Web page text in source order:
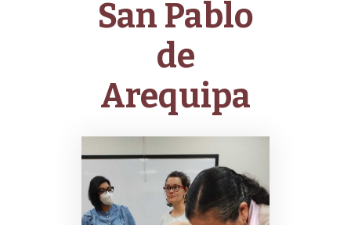
San Pablo
de
Arequipa